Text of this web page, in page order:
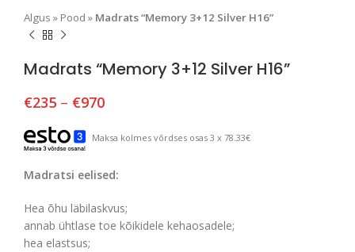
Algus » Pood » Madrats “Memory 3+12 Silver H16”
Madrats “Memory 3+12 Silver H16”
€235– €970
Maksa kolmes võrdses osas 3 x 78.33€
Madratsi eelised:
Hea õhu läbilaskvus;
annab ühtlase toe kõikidele kehaosadele;
hea elastsus;